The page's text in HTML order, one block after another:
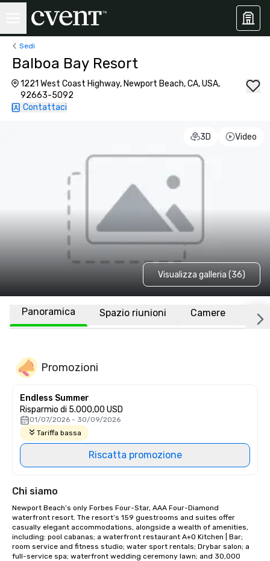
Sedi
Balboa Bay Resort
1221 West Coast Highway, Newport Beach, CA, USA,
92663-5092
Contattaci
3D Video
Visualizza galleria (36)
Panoramica Spazio riunioni Camere
Promozioni
Endless Summer
Risparmio di 5.000,00 USD
01/07/2026 - 30/09/2026
Tariffa bassa
Riscatta promozione
Chi siamo
Newport Beach’s only Forbes Four-Star, AAA Four-Diamond
waterfront resort. The resort’s 159 guestrooms and suites offer
casually elegant accommodations, alongside a wealth of amenities,
including: pool cabanas; a waterfront restaurant A+O Kitchen | Bar;
room service and fitness studio; water sport rentals; Drybar salon; a
full-service spa; waterfront wedding ceremony lawn; and 30,000